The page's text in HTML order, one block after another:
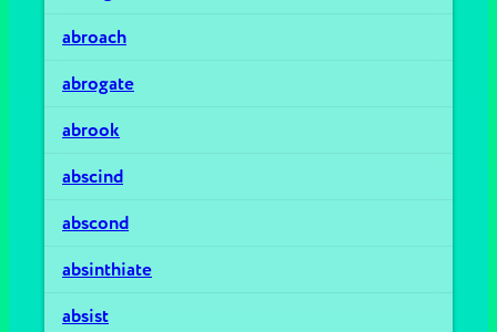
abroach
abrogate
abrook
abscind
abscond
absinthiate
absist